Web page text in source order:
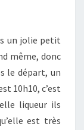
un jolie petit
même, donc
le départ, un
10h10, c’est
liqueur ils
est très